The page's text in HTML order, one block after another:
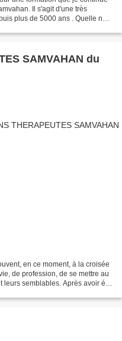
Il s'agit d'une très
plus de 5000 ans . Quelle ne
SAMVAHAN du
en ce moment, à la croisée
de profession, de se mettre au
leurs semblables. Après avoir été